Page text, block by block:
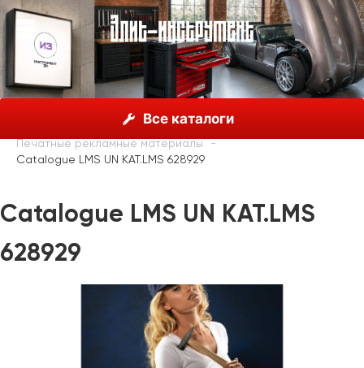
Все каталоги
Unior, Словения
Рекламные материалы
Печатные рекламные материалы
Catalogue LMS UN KAT.LMS 628929
Catalogue LMS UN KAT.LMS
628929